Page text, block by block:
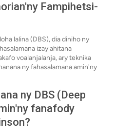
Fampihetsi-
lalina (DBS), dia diniho ny
izay ahitana
voalanjalanja, ary teknika
ny fahasalamana amin'ny
ny DBS (Deep
fanafody